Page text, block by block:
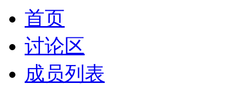
首页
讨论区
成员列表